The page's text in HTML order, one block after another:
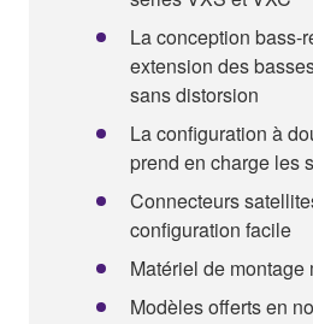
La conception bass-
extension des
sans distorsion
La configuration à
prend en charge les
Connecteurs
configuration facile
Matériel de montage
Modèles offerts en